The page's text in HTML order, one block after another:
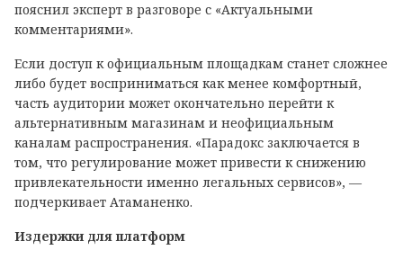
пояснил эксперт в разговоре с «Актуальными
комментариями».
Если доступ к официальным площадкам станет сложнее
либо будет восприниматься как менее комфортный,
часть аудитории может окончательно перейти к
альтернативным магазинам и неофициальным
каналам распространения. «Парадокс заключается в
том, что регулирование может привести к снижению
привлекательности именно легальных сервисов», —
подчеркивает Атаманенко.
Издержки для платформ